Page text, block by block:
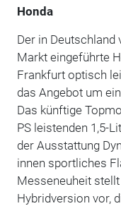
Honda
Der in Deutschland
Markt eingeführte
Frankfurt optisch
das Angebot um
Das künftige
PS leistenden 1,5-
der Ausstattung
innen sportliches
Messeneuheit
Hybridversion vor,